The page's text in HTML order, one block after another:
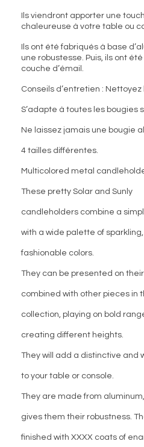
Ils viendront apporter une
chaleureuse à votre table ou
Ils ont été fabriqués à base
une robustesse. Puis, ils ont
couche d’émail.
Conseils d’entretien :
S’adapte à toutes les bougies
Ne laissez jamais une bougie
4 tailles différentes.
Multicolored metal
These pretty Solar and Sunly
candleholders combine a
with a wide palette of sparkling,
fashionable colors.
They can be presented on
combined with other pieces in
collection, playing on bold
creating different heights.
They will add a distinctive and
to your table or console.
They are made from
gives them their robustness.
finished with XXXX coats of